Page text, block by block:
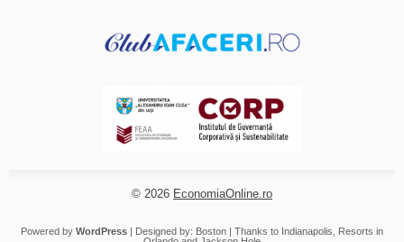
© 2026 EconomiaOnline.ro
Powered by WordPress | Designed by: Boston | Thanks to Indianapolis
Resorts in